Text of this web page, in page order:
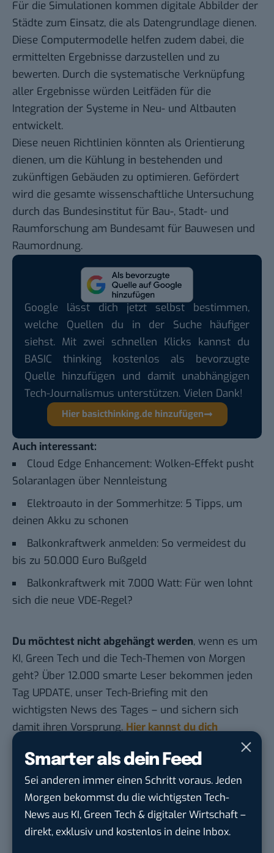
Smarter als dein Feed
Sei anderen immer einen Schritt voraus. Jeden
Morgen bekommst du die wichtigsten Tech-
News aus KI, Green Tech & digitaler Wirtschaft –
direkt, exklusiv und kostenlos in deine Inbox.
Für die Simulationen kommen digitale Abbilder der
Städte zum Einsatz, die als Datengrundlage dienen.
Diese Computermodelle helfen zudem dabei, die
ermittelten Ergebnisse darzustellen und zu
bewerten. Durch die systematische Verknüpfung
aller Ergebnisse würden Leitfäden für die
Integration der Systeme in Neu- und Altbauten
entwickelt.
Diese neuen Richtlinien könnten als Orientierung
dienen, um die Kühlung in bestehenden und
zukünftigen Gebäuden zu optimieren. Gefördert
wird die gesamte wissenschaftliche Untersuchung
durch das Bundesinstitut für Bau-, Stadt- und
Raumforschung am Bundesamt für Bauwesen und
Raumordnung.
Google lässt dich jetzt selbst bestimmen,
welche Quellen du in der Suche häufiger
siehst. Mit zwei schnellen Klicks kannst du
BASIC thinking kostenlos als bevorzugte
Quelle hinzufügen und damit unabhängigen
Tech-Journalismus unterstützen. Vielen Dank!
Hier basicthinking.de hinzufügen
Auch interessant:
Cloud Edge Enhancement: Wolken-Effekt pusht
Solaranlagen über Nennleistung
Elektroauto in der Sommerhitze: 5 Tipps, um
deinen Akku zu schonen
Balkonkraftwerk anmelden: So vermeidest du
bis zu 50.000 Euro Bußgeld
Balkonkraftwerk mit 7.000 Watt: Für wen lohnt
sich die neue VDE-Regel?
Du möchtest nicht abgehängt werden, wenn es um
KI, Green Tech und die Tech-Themen von Morgen
geht? Über 12.000 smarte Leser bekommen jeden
Tag UPDATE, unser Tech-Briefing mit den
wichtigsten News des Tages – und sichern sich
damit ihren Vorsprung. Hier kannst du dich
kostenlos anmelden.
STELLENANZEIGEN
Anforderungs- und Projektmanager
touristische...